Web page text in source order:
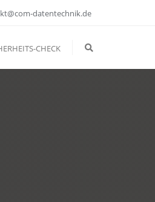
datentechnik.de
CHECK